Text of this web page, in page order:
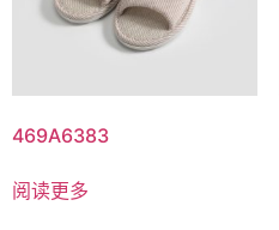
469A6383
阅读更多